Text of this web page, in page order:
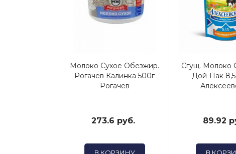
Молоко Сухое Обезжир.
Рогачев Калинка 500г
Рогачев
273.6 руб.
Сгущ. Молоко
Дой-Пак
89.92